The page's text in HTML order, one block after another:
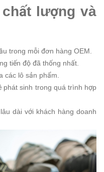
lượng và
trong mỗi đơn hàng OEM.
tiến độ đã thống nhất.
các lô sản phẩm.
phát sinh trong quá trình hợp
dài với khách hàng doanh